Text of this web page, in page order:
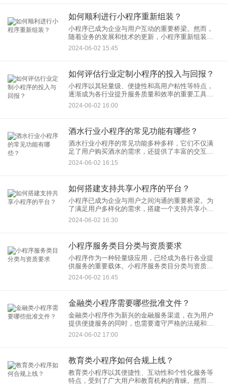
如何顺利进行小程序重新组装？
小程序已成为企业与用户互动的重要桥梁。然而，
随着业务的发展和技术的更新，小程序重新组装的
需求也日益凸显。介绍如何顺利进行小程序重新组
装，确保项目的顺利进行和最终的成功上线。 首
2024-06-02 15:45
如何评估行业定制小程序的投入与回报？
小程序以其轻量级、便捷性和高用户粘性等特点，
逐渐成为各行业提升服务质量和效率的重要工具。
然而，如何评估行业定制小程序的投入与回报，对
于企业和开发者来说，无疑是一个关键而复杂的问
2024-06-02 16:00
酒水行业小程序的常见功能有哪些？
酒水行业小程序的常见功能多种多样，它们不仅满
足了用户购买酒水的需求，还提供了丰富的交互体
验，增强了用户粘性。下面将详细介绍酒水行业小
程序的一些主要功能。 首先，商品展示功能是酒水
2024-06-02 16:15
如何搭建支持共享小程序的平台？
小程序已成为企业与用户之间沟通的重要桥梁。为
了满足用户多样化的需求，搭建一个支持共享小程
序的平台显得尤为重要。如何搭建这样一个平台，
以便为开发者提供便捷的小程序开发环境，同时也
2024-06-02 16:30
小程序服务类目分类与资质要求
小程序作为一种轻量级应用，已经成为各行各业提
供服务的重要载体。小程序服务类目分类与资质要
求，对于小程序开发者及运营者来说，是必须要了
解和遵守的规范。小程序服务类目的分类出发，详
2024-06-02 16:45
金融类小程序需要哪些批准文件？
金融类小程序作为新兴的金融服务渠道，在为用户
提供便捷服务的同时，也需要遵守严格的法规和监
管要求。为了保障金融市场的稳定和用户权益，金
融类小程序在上线运营前，需要获得一系列批准文
2024-06-02 17:00
教育类小程序如何合规上线？
教育类小程序以其便捷性、互动性和个性化服务等
特点，受到了广大用户和教育机构的青睐。然而，